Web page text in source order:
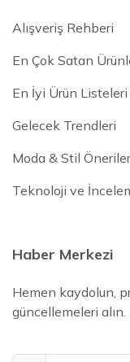
Alışveriş Rehberi
En Çok Satan
En İyi Ürün Listeleri
Gelecek Trendleri
Moda & Stil
Teknoloji ve
Haber Merkezi
Hemen kaydolun,
güncellemeleri